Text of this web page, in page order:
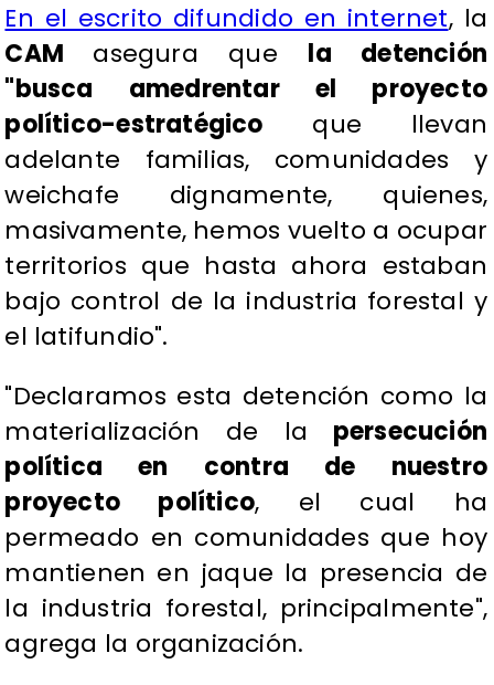
En el escrito difundido en internet, la
CAM asegura que la detención
"busca amedrentar el proyecto
político-estratégico que llevan
adelante familias, comunidades y
weichafe dignamente, quienes,
masivamente, hemos vuelto a ocupar
territorios que hasta ahora estaban
bajo control de la industria forestal y
el latifundio".
"Declaramos esta detención como la
materialización de la persecución
política en contra de nuestro
proyecto político, el cual ha
permeado en comunidades que hoy
mantienen en jaque la presencia de
la industria forestal, principalmente",
agrega la organización.